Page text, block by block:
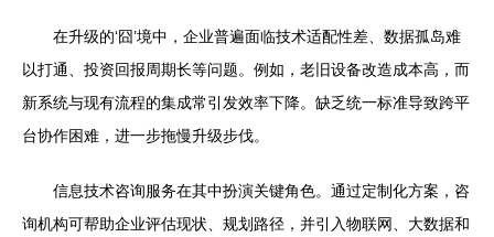
在升级的‘囧’境中，企业普遍面临技术适配性差、数据孤岛难
以打通、投资回报周期长等问题。例如，老旧设备改造成本高，而
新系统与现有流程的集成常引发效率下降。缺乏统一标准导致跨平
台协作困难，进一步拖慢升级步伐。
信息技术咨询服务在其中扮演关键角色。通过定制化方案，咨
询机构可帮助企业评估现状、规划路径，并引入物联网、大数据和